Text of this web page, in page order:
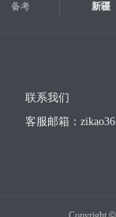
备考 新疆
联系我们
客服邮箱：